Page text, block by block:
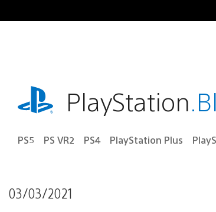
para
playstation.comPlayStation
PS5 PS VR2 PS4 PlayStation Plus
03/03/2021